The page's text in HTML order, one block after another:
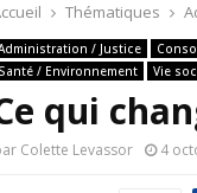
Thématiques
/ Justice
Santé / Environnement
Vie
qui
Colette Levassor 4